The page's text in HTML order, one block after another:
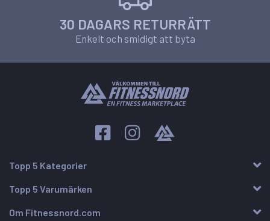
30 DAGARS RETURRÄTT
Enkelt och smidigt att byta
Topp 5 Kategorier
Topp 5 Varumärken
Om Fitnessnord.com